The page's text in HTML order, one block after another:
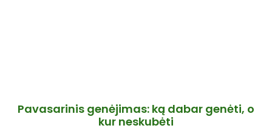
Pavasarinis genėjimas: ką dabar genėti, o
kur neskubėti